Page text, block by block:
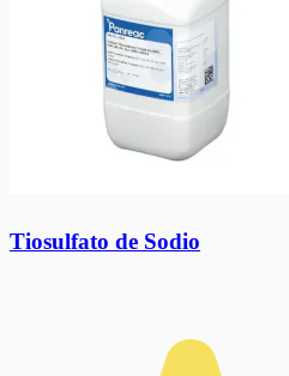
Tiosulfato de Sodio